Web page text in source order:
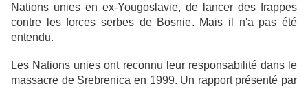
Nations unies en ex-Yougoslavie, de lancer des frappes
contre les forces serbes de Bosnie. Mais il n'a pas été
entendu.
Les Nations unies ont reconnu leur responsabilité dans le
massacre de Srebrenica en 1999. Un rapport présenté par